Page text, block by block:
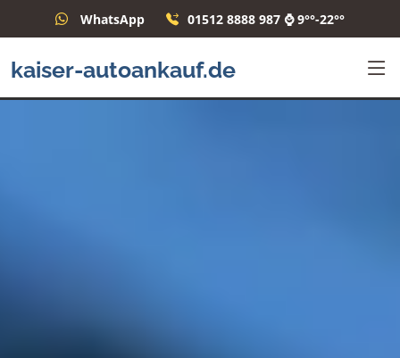
WhatsApp 01512 8888 987 ⌚ 9°°-22°°
kaiser-autoankauf.de